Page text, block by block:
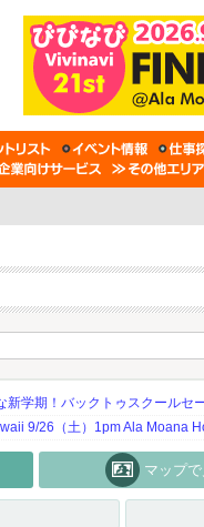
新学期！バックトゥスクールセ
9/26（土）1pm Ala Moana
マップ